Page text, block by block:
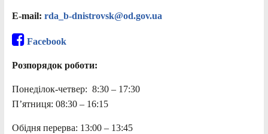
E-mail: rda_b-dnistrovsk@od.gov.ua
Facebook
Розпорядок роботи:
Понеділок-четвер: 8:30 – 17:30
П’ятниця: 08:30 – 16:15
Обідня перерва: 13:00 – 13:45